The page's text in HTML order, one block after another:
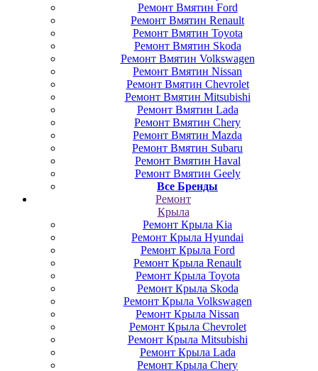
Ремонт Вмятин Ford
Ремонт Вмятин Renault
Ремонт Вмятин Toyota
Ремонт Вмятин Skoda
Ремонт Вмятин Volkswagen
Ремонт Вмятин Nissan
Ремонт Вмятин Chevrolet
Ремонт Вмятин Mitsubishi
Ремонт Вмятин Lada
Ремонт Вмятин Chery
Ремонт Вмятин Mazda
Ремонт Вмятин Subaru
Ремонт Вмятин Haval
Ремонт Вмятин Geely
Все Бренды
Ремонт
Крыла
Ремонт Крыла Kia
Ремонт Крыла Hyundai
Ремонт Крыла Ford
Ремонт Крыла Renault
Ремонт Крыла Toyota
Ремонт Крыла Skoda
Ремонт Крыла Volkswagen
Ремонт Крыла Nissan
Ремонт Крыла Chevrolet
Ремонт Крыла Mitsubishi
Ремонт Крыла Lada
Ремонт Крыла Chery